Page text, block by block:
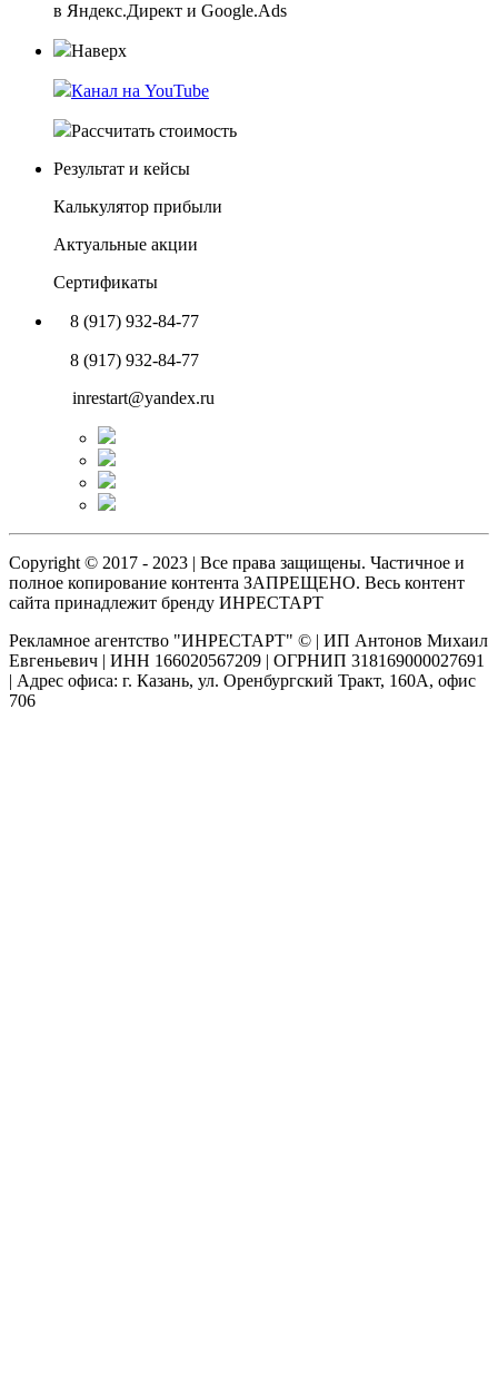
в Яндекс.Директ и Google.Ads
Наверх
Канал на YouTube
Рассчитать стоимость
Результат и кейсы
Калькулятор прибыли
Актуальные акции
Сертификаты
8 (917) 932-84-77
8 (917) 932-84-77
inrestart@yandex.ru
Copyright © 2017 - 2023 | Все права защищены. Частичное и
полное копирование контента ЗАПРЕЩЕНО. Весь контент
сайта принадлежит бренду ИНРЕСТАРТ
Рекламное агентство "ИНРЕСТАРТ" © | ИП Антонов Михаил
Евгеньевич | ИНН 166020567209 | ОГРНИП 318169000027691
| Адрес офиса: г. Казань, ул. Оренбургский Тракт, 160А, офис
706